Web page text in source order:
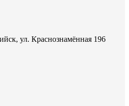
ул. Краснознамённая 196